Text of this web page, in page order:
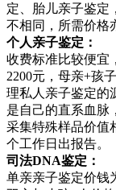
定、胎儿亲子鉴定
不相同，所需价格
个人亲子鉴定：
收费标准比较便宜
2200元，母亲+孩
理私人亲子鉴定的
是自己的直系血脉
采集特殊样品价值
个工作日出报告。
司法DNA鉴定：
单亲亲子鉴定价钱